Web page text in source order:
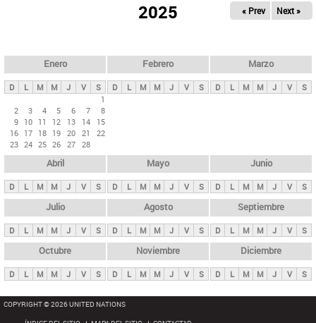
ds
p
n
i
p
a
l
s
2025 « Prev Next »
Enero
D L M M J V
S
1
2
3 4 5 6 7
8
9 10 11 12 13 14
15
16 17 18 19 20 21
22
23 24 25 26 27 28
Febrero
D L M M J V S
Marzo
D L M M J V S
Abril
D L M M J V S
Mayo
D L M M J V S
Junio
D L M M J V S
Julio
D L M M J V S
Agosto
D L M M J V S
Septiembre
D L M M J V S
Octubre
D L M M J V S
Noviembre
D L M M J V S
Diciembre
D L M M J V S
COPYRIGHT © 2026 UNITED NATIONS